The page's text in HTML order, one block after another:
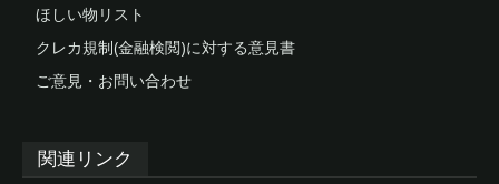
ほしい物リスト
クレカ規制(金融検閲)に対する意見書
ご意見・お問い合わせ
関連リンク